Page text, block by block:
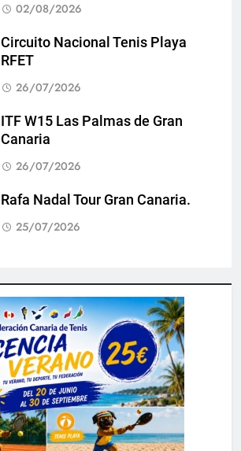
02/08/2026
Circuito Nacional Tenis Playa
RFET
26/07/2026
ITF W15 Las Palmas de Gran
Canaria
26/07/2026
Rafa Nadal Tour Gran Canaria.
25/07/2026